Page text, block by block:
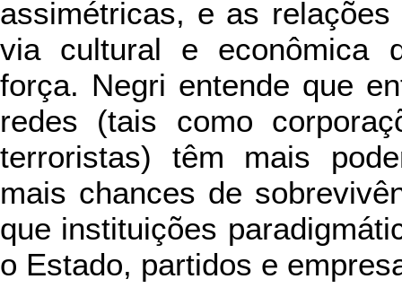
assimétricas, e as
via cultural e econômica
força. Negri entende que
redes (tais como
terroristas) têm mais
mais chances de
que instituições
o Estado, partidos e